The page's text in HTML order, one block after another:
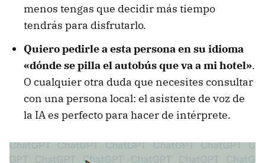
menos tengas que decidir más tiempo
tendrás para disfrutarlo.
Quiero pedirle a esta persona en su idioma
«dónde se pilla el autobús que va a mi hotel».
O cualquier otra duda que necesites consultar
con una persona local: el asistente de voz de
la IA es perfecto para hacer de intérprete.